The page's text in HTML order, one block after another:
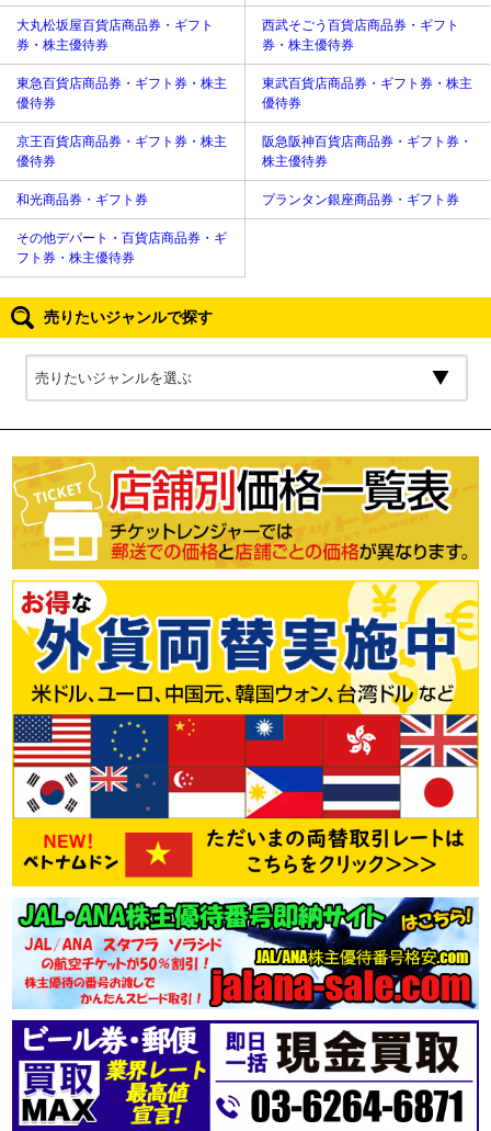
大丸松坂屋百貨店商品券・ギフト
券・株主優待券
西武そごう百貨店商品券・ギフト
券・株主優待券
東急百貨店商品券・ギフト券・株主
優待券
東武百貨店商品券・ギフト券・株主
優待券
京王百貨店商品券・ギフト券・株主
優待券
阪急阪神百貨店商品券・ギフト券・
株主優待券
和光商品券・ギフト券 プランタン銀座商品券・ギフト券
その他デパート・百貨店商品券・ギ
フト券・株主優待券
売りたいジャンルで探す